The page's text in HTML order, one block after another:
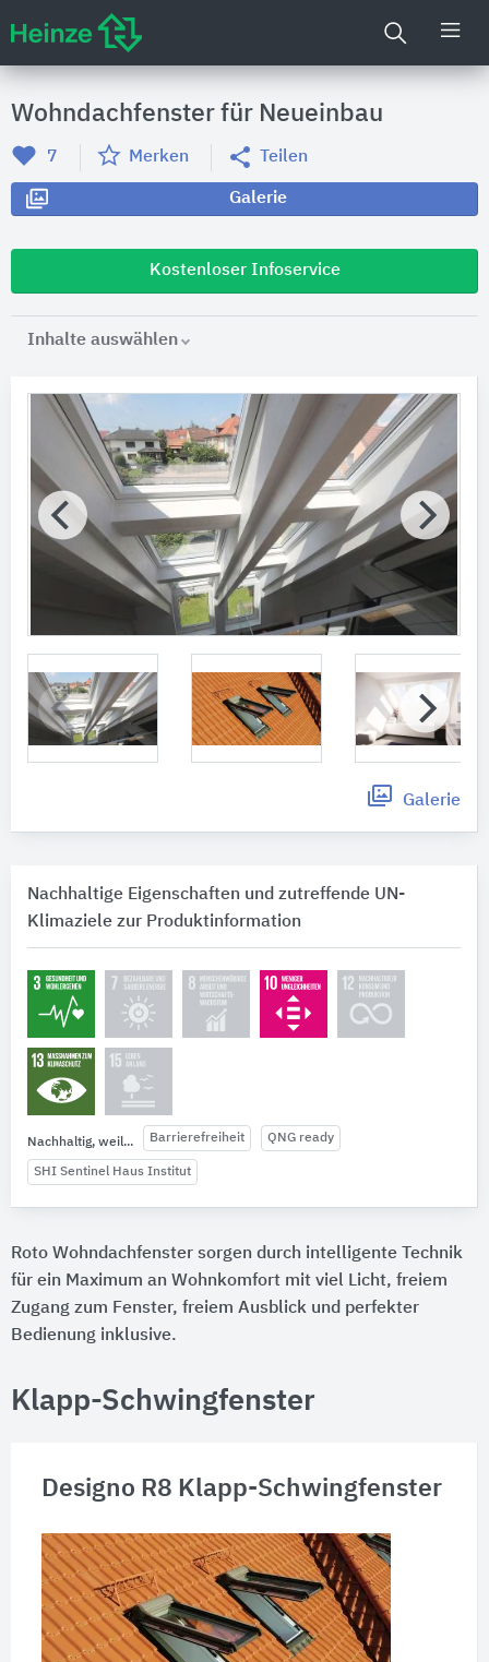
Wohndachfenster für Neueinbau
7 Merken Teilen
Galerie
Kostenloser Infoservice
Inhalte auswählen
Galerie
Nachhaltige Eigenschaften und zutreffende UN-
Klimaziele zur Produktinformation
Nachhaltig, weil... Barrierefreiheit QNG ready
SHI Sentinel Haus Institut
Roto Wohndachfenster sorgen durch intelligente Technik
für ein Maximum an Wohnkomfort mit viel Licht, freiem
Zugang zum Fenster, freiem Ausblick und perfekter
Bedienung inklusive.
Klapp-Schwingfenster
Designo R8 Klapp-Schwingfenster